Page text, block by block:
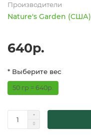
Производители
Nature's Garden (США)
640р.
* Выберите вес
50 гр = 640р.